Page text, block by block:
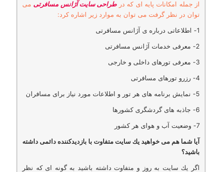
از جمله امكانات پایه ای كه درطراحی سایت آژانس مسافرتی می
توان در نظر گرفت می توان به موارد زیر اشاره كرد:
1- اطلاعاتی درباره ی آژانس مسافرتی
2- معرفی خدمات آژانس مسافرتی
3- معرفی تورهای داخلی و خارجی
4- رزرو تورهای مسافرتی
5- نمایش برنامه های هر تور و اطلاعات مورد نیاز برای مسافران
6- جاذبه های گردشگری كشورها
7- وضعیت آب و هوای هر كشور
آیا شما هم می خواهید یك سایت متفاوت با بازدیدكننده دائمی داشته
باشید؟
اگر یك سایت به روز و متفاوت داشته باشید به گونه ای كه نظر